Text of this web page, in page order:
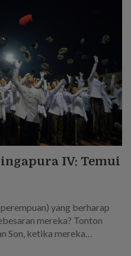
IV: Temui
yang berharap
mereka? Tonton
Son, ketika mereka